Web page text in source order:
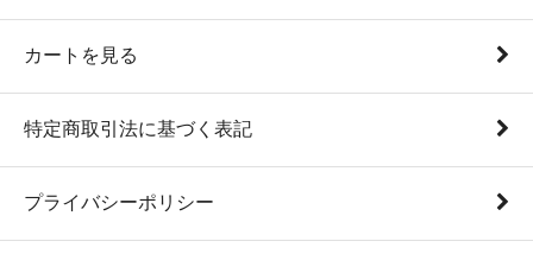
カートを見る
特定商取引法に基づく表記
プライバシーポリシー